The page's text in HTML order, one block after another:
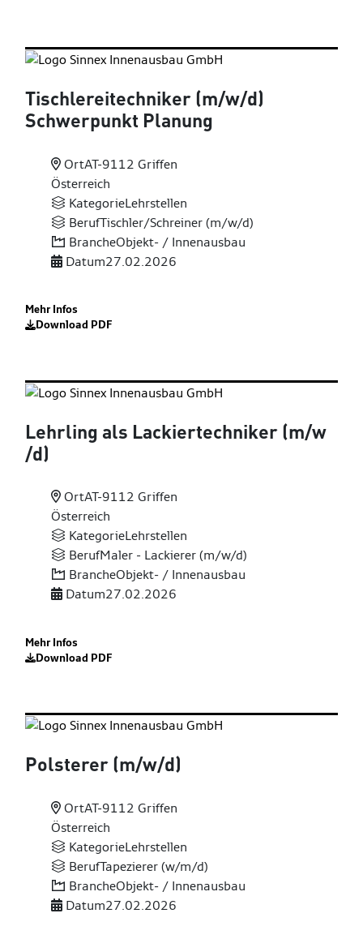
Tischlereitechniker (m/w/d)
Schwerpunkt Planung
OrtAT-9112 Griffen
Österreich
KategorieLehrstellen
BerufTischler/Schreiner (m/w/d)
BrancheObjekt- / Innenausbau
Datum27.02.2026
Mehr Infos
Download PDF
Lehrling als Lackiertechniker (m/w
/d)
OrtAT-9112 Griffen
Österreich
KategorieLehrstellen
BerufMaler - Lackierer (m/w/d)
BrancheObjekt- / Innenausbau
Datum27.02.2026
Mehr Infos
Download PDF
Polsterer (m/w/d)
OrtAT-9112 Griffen
Österreich
KategorieLehrstellen
BerufTapezierer (w/m/d)
BrancheObjekt- / Innenausbau
Datum27.02.2026